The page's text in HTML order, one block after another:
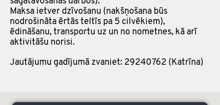
Maksa ietver dzīvošanu (nakšņošana būs
nodrošināta ērtās teltīs pa 5 cilvēkiem),
ēdināšanu, transportu uz un no nometnes, kā arī
aktivitāšu norisi.
Jautājumu gadījumā zvaniet: 29240762 (Katrīna)